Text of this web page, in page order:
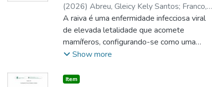
(2026) Abreu, Gleicy Kely Santos; Franco,
Rute Witter
A raiva é uma enfermidade infecciosa viral
de elevada letalidade que acomete
mamíferos, configurando-se como uma
importante zoonose de relevância sanitária,
da raiva em herbívoros domésticos ocorre
Show more
Item type:
Item,